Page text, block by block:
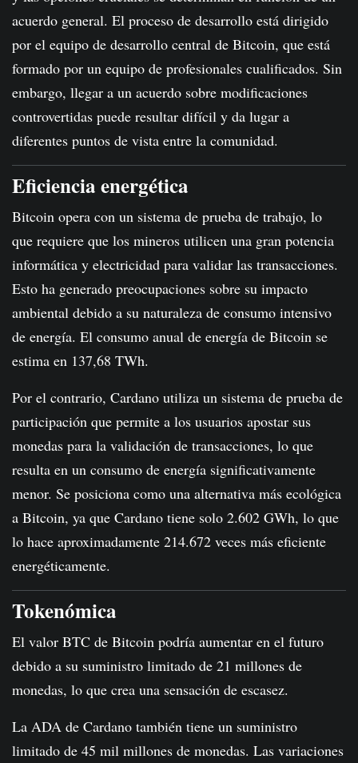
acuerdo general. El proceso de desarrollo está dirigido
por el equipo de desarrollo central de Bitcoin, que está
formado por un equipo de profesionales cualificados. Sin
embargo, llegar a un acuerdo sobre modificaciones
controvertidas puede resultar difícil y da lugar a
diferentes puntos de vista entre la comunidad.
Eficiencia energética
Bitcoin opera con un sistema de prueba de trabajo, lo
que requiere que los mineros utilicen una gran potencia
informática y electricidad para validar las transacciones.
Esto ha generado preocupaciones sobre su impacto
ambiental debido a su naturaleza de consumo intensivo
de energía. El consumo anual de energía de Bitcoin se
estima en 137,68 TWh.
Por el contrario, Cardano utiliza un sistema de prueba de
participación que permite a los usuarios apostar sus
monedas para la validación de transacciones, lo que
resulta en un consumo de energía significativamente
menor. Se posiciona como una alternativa más ecológica
a Bitcoin, ya que Cardano tiene solo 2.602 GWh, lo que
lo hace aproximadamente 214.672 veces más eficiente
energéticamente.
Tokenómica
El valor BTC de Bitcoin podría aumentar en el futuro
debido a su suministro limitado de 21 millones de
monedas, lo que crea una sensación de escasez.
La ADA de Cardano también tiene un suministro
limitado de 45 mil millones de monedas. Las variaciones